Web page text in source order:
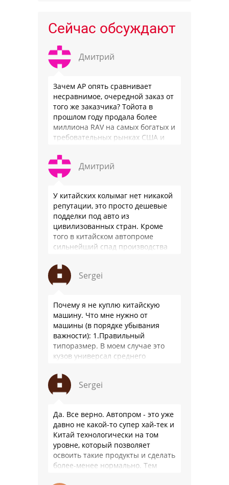
Сейчас обсуждают
Дмитрий
Зачем АР опять сравнивает
несравнимое, очередной заказ от
того же заказчика? Тойота в
прошлом году продала более
миллиона RAV на самых богатых и
требовательных рынках США и
подтвердив статус …
Дмитрий
У китайских колымаг нет никакой
репутации, это просто дешевые
подделки под авто из
цивилизованных стран. Кроме
того в китайском автопроме
сильнейший спад производства
почти все китайские
производители работают …
Sergei
Почему я не куплю китайскую
машину. Что мне нужно от
машины (в порядке убывания
важности): 1.Правильный
типоразмер. В моем случае это
кузов универсал среднего
быть уверенным, что она меня
везде довезет и …
Sergei
Да. Все верно. Автопром - это уже
давно не какой-то супер хай-тек и
Китай технологически на том
уровне, который позволяет
освоить такие продукты и сделать
более-менее нормально. Тем